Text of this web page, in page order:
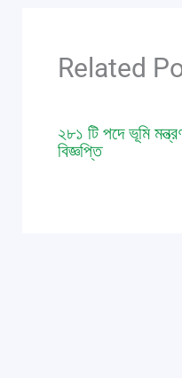
Related
২৮১ টি পদে ভূমি
বিজ্ঞপ্তি